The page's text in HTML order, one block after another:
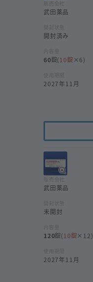
武田薬品
開封済み
60 (10 ×6)
2027年11月
武田薬品
未開封
120 (10 ×12)
2027年11月